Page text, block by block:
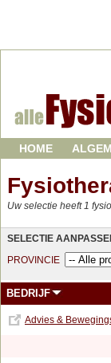
HOME
Uw selectie heeft 1
SELECTIE
PROVINCIE
BEDRIJF
Advies &